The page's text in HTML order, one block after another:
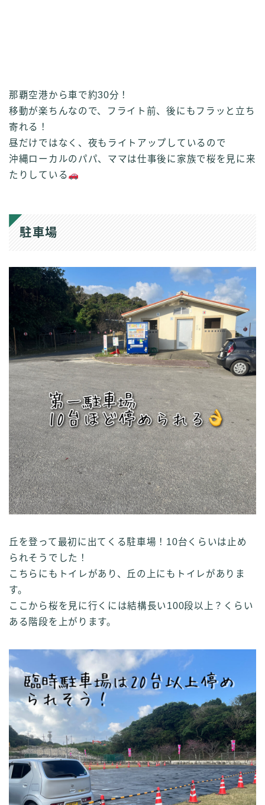
那覇空港から車で約30分！
移動が楽ちんなので、フライト前、後にもフラッと立ち
寄れる！
昼だけではなく、夜もライトアップしているので
沖縄ローカルのパパ、ママは仕事後に家族で桜を見に来
たりしている
駐車場
丘を登って最初に出てくる駐車場！10台くらいは止め
られそうでした！
こちらにもトイレがあり、丘の上にもトイレがありま
す。
ここから桜を見に行くには結構長い100段以上？くらい
ある階段を上がります。